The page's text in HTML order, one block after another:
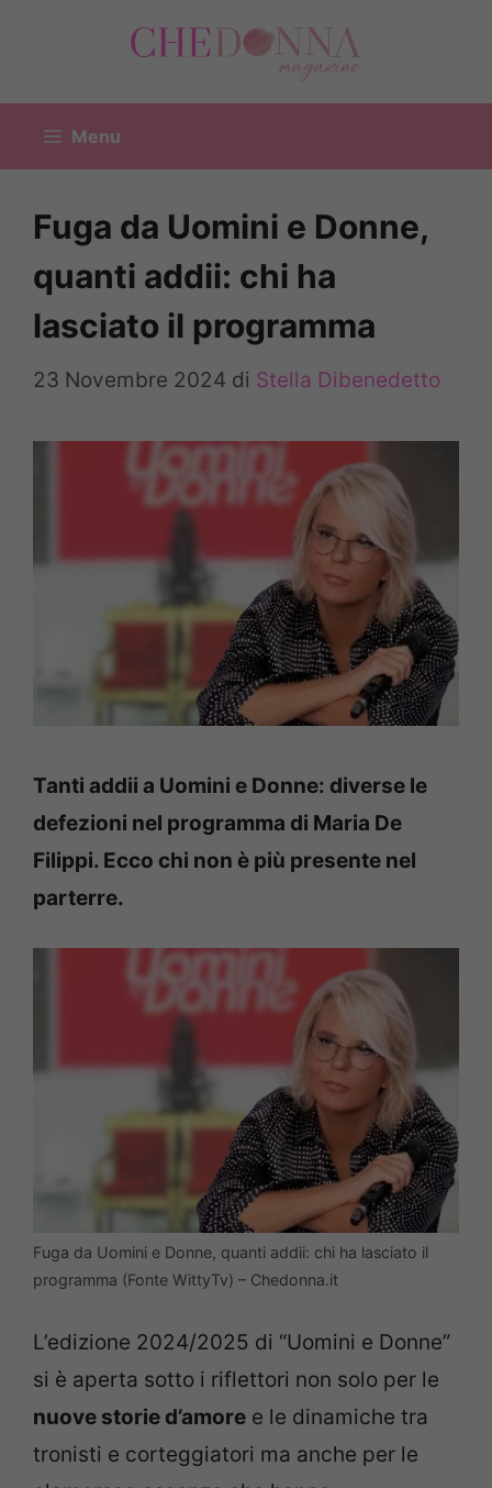
Menu
Fuga da Uomini e Donne,
quanti addii: chi ha
lasciato il programma
23 Novembre 2024 di Stella Dibenedetto
Tanti addii a Uomini e Donne: diverse le
defezioni nel programma di Maria De
Filippi. Ecco chi non è più presente nel
parterre.
Fuga da Uomini e Donne, quanti addii: chi ha lasciato il
programma (Fonte WittyTv) – Chedonna.it
L’edizione 2024/2025 di “Uomini e Donne”
si è aperta sotto i riflettori non solo per le
nuove storie d’amore e le dinamiche tra
tronisti e corteggiatori ma anche per le